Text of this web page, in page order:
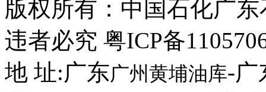
版权所有： 中国石化广
违者必究 粤ICP备
地 址:广东广州黄埔油库-广